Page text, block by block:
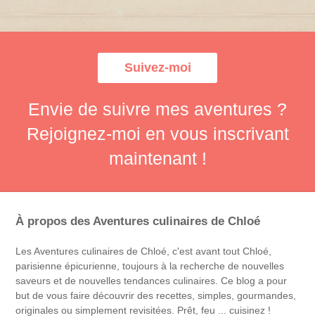
Suivez-moi
Envie de suivre mes aventures ?
Rejoignez-moi en vous inscrivant
maintenant !
À propos des Aventures culinaires de Chloé
Les Aventures culinaires de Chloé, c'est avant tout Chloé,
parisienne épicurienne, toujours à la recherche de nouvelles
saveurs et de nouvelles tendances culinaires. Ce blog a pour
but de vous faire découvrir des recettes, simples, gourmandes,
originales ou simplement revisitées. Prêt, feu ... cuisinez !